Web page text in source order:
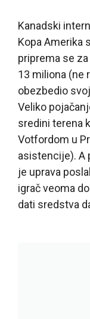
Kanadski
Kopa Amerika
priprema se
13 miliona (ne
obezbedio
Veliko
sredini terena
Votfordom u
asistencije). A
je uprava
igrač veoma
dati sredstva